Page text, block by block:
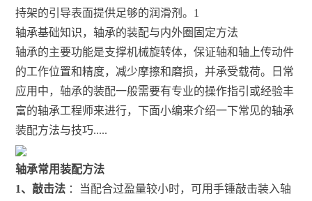
持架的引导表面提供足够的润滑剂。1
轴承基础知识，轴承的装配与内外圈固定方法
轴承的主要功能是支撑机械旋转体，保证轴和轴上传动件
的工作位置和精度，减少摩擦和磨损，并承受载荷。日常
应用中，轴承的装配一般需要有专业的操作指引或经验丰
富的轴承工程师来进行，下面小编来介绍一下常见的轴承
装配方法与技巧.....
轴承常用装配方法
1、敲击法 ：当配合过盈量较小时，可用手锤敲击装入轴